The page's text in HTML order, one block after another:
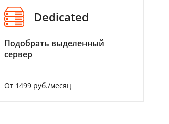
Dedicated
Подобрать выделенный
сервер
От 1499 руб./месяц